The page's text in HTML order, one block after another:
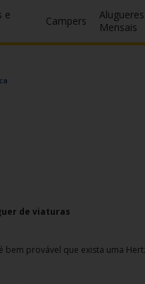
e
Campers
Alugueres
Mensais
de viaturas
bem provável que exista uma